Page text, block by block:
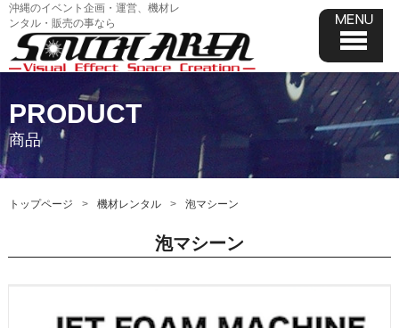
沖縄のイベント企画・運営、機材レ
ンタル・販売の事なら
PRODUCT
商品
トップページ 機材レンタル 泡マシーン
泡マシーン